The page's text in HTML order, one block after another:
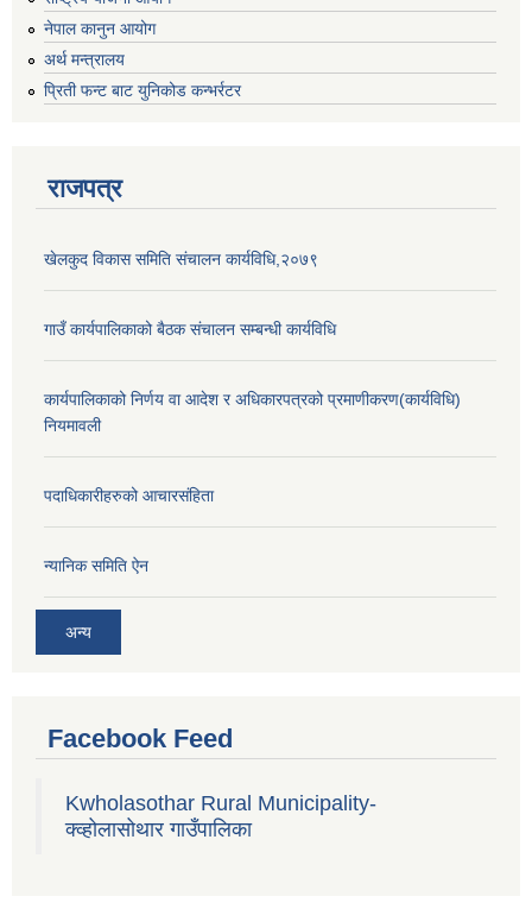
नेपाल कानुन आयोग
अर्थ मन्त्रालय
प्रिती फन्ट बाट युनिकोड कन्भर्रटर
राजपत्र
खेलकुद विकास समिति संचालन कार्यविधि,२०७९
गाउँ कार्यपालिकाको बैठक संचालन सम्बन्धी कार्यविधि
कार्यपालिकाको निर्णय वा आदेश र अधिकारपत्रको प्रमाणीकरण(कार्यविधि)
नियमावली
पदाधिकारीहरुको आचारसंहिता
न्यानिक समिति ऐन
अन्य
Facebook Feed
Kwholasothar Rural Municipality-
क्व्होलासोथार गाउँपालिका